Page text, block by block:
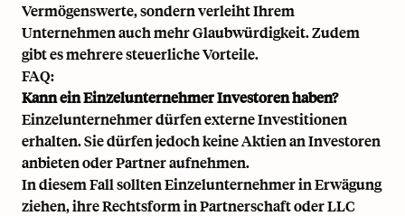
Vermögenswerte, sondern verleiht Ihrem
Unternehmen auch mehr Glaubwürdigkeit. Zudem
gibt es mehrere steuerliche Vorteile.
FAQ:
Kann ein Einzelunternehmer Investoren haben?
Einzelunternehmer dürfen externe Investitionen
erhalten. Sie dürfen jedoch keine Aktien an Investoren
anbieten oder Partner aufnehmen.
In diesem Fall sollten Einzelunternehmer in Erwägung
ziehen, ihre Rechtsform in Partnerschaft oder LLC